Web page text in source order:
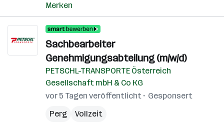
Merken
Sachbearbeiter
Genehmigungsabteilung (m/w/d)
PETSCHL-TRANSPORTE Österreich
Gesellschaft mbH & Co KG
vor 5 Tagen veröffentlicht
Gesponsert
Perg
Vollzeit